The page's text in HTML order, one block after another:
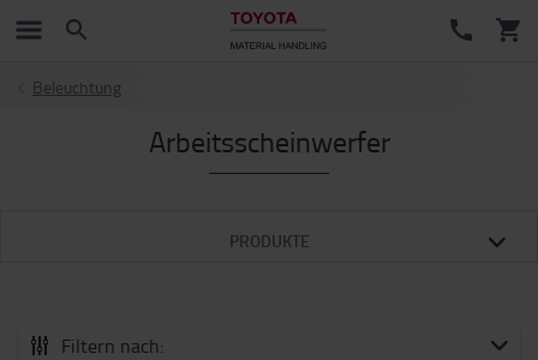
Beleuchtung
Arbeitsscheinwerfer
PRODUKTE
Filtern nach: